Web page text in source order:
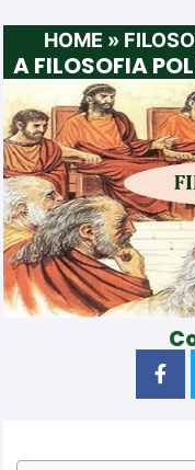
HOME »
A FILOSOFIA